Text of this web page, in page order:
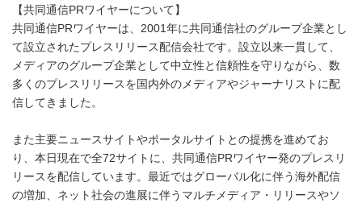
【共同通信PRワイヤーについて】
共同通信PRワイヤーは、2001年に共同通信社のグループ企業とし
て設立されたプレスリリース配信会社です。設立以来一貫して、
メディアのグループ企業として中立性と信頼性を守りながら、数
多くのプレスリリースを国内外のメディアやジャーナリストに配
信してきました。
また主要ニュースサイトやポータルサイトとの提携を進めてお
り、本日現在で全72サイトに、共同通信PRワイヤー発のプレスリ
リースを配信しています。最近ではグローバル化に伴う海外配信
の増加、ネット社会の進展に伴うマルチメディア・リリースやソ